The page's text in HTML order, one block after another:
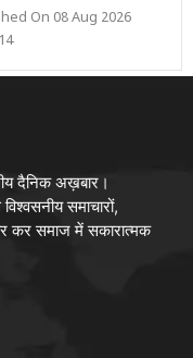
On 08 Aug 2026
दैनिक अख़बार।
समाचारों,
कर समाज में सकारात्मक